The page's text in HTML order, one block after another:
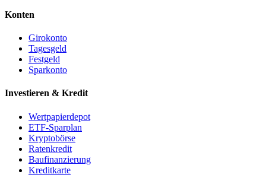
Konten
Girokonto
Tagesgeld
Festgeld
Sparkonto
Investieren & Kredit
Wertpapierdepot
ETF-Sparplan
Kryptobörse
Ratenkredit
Baufinanzierung
Kreditkarte